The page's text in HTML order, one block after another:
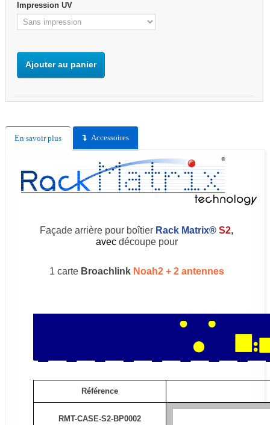
Impression UV
Ajouter au panier
En savoir plus Accessoires
Façade arrière pour boîtier Rack Matrix® S2,
avecdécoupe pour
1 carte Broachlink Noah2 + 2 antennes
Référence
RMT-CASE-S2-BP0002